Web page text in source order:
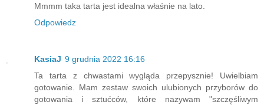
Mmmm taka tarta jest idealna właśnie na lato.
Odpowiedz
KasiaJ 9 grudnia 2022 16:16
Ta tarta z chwastami wygląda przepysznie! Uwielbiam
gotowanie. Mam zestaw swoich ulubionych przyborów do
gotowania i sztućców, które nazywam "szczęśliwym